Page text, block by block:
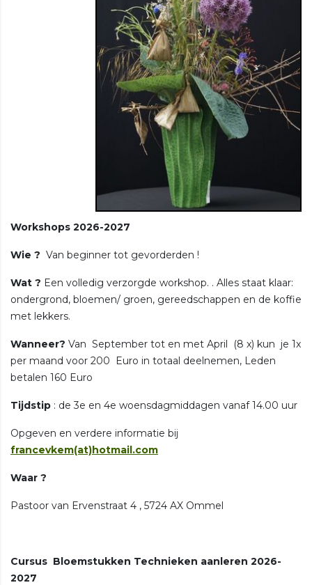
Workshops 2026-2027
Wie ? Van beginner tot gevorderden !
Wat ? Een volledig verzorgde workshop. . Alles staat klaar:
ondergrond, bloemen/ groen, gereedschappen en de koffie
met lekkers.
Wanneer? Van September tot en met April (8 x) kun je 1x
per maand voor 200 Euro in totaal deelnemen, Leden
betalen 160 Euro
Tijdstip : de 3e en 4e woensdagmiddagen vanaf 14.00 uur
Opgeven en verdere informatie bij
francevkem(at)hotmail.com
Waar ?
Pastoor van Ervenstraat 4 , 5724 AX Ommel
Cursus Bloemstukken Technieken aanleren 2026-
2027